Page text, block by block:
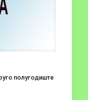
полугодиште